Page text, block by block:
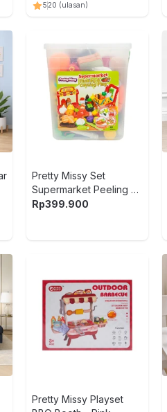
520 (ulasan)
Pretty Missy Set
Supermarket Peeling &
Cutting Veggie Seafood
Rp399.900
Pretty Missy Playset